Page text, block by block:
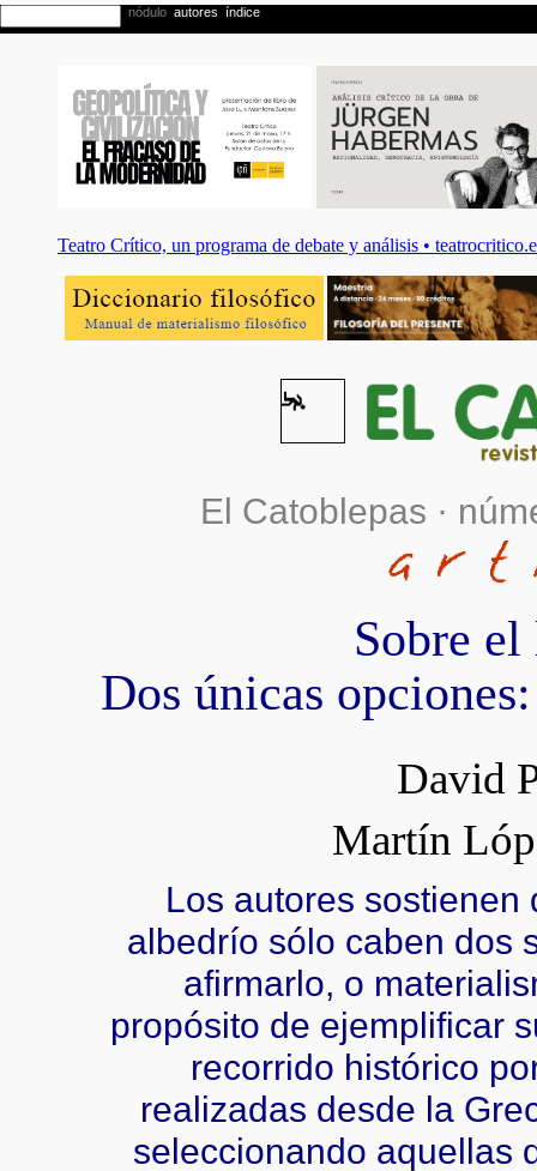
El Catoblepas ·
Sobre
Dos únicas
David
Martín
Los autores
albedrío sólo caben dos
afirmarlo, o
propósito de ejemplificar
recorrido histórico
realizadas desde la
seleccionando aquellas